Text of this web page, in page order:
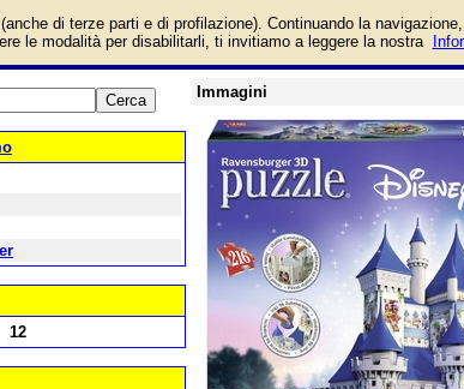
Prodotto da Ravensburger
12
Immagini
di terze parti e di profilazione). Continuando la
le modalità per disabilitarli, ti invitiamo a leggere la nostra